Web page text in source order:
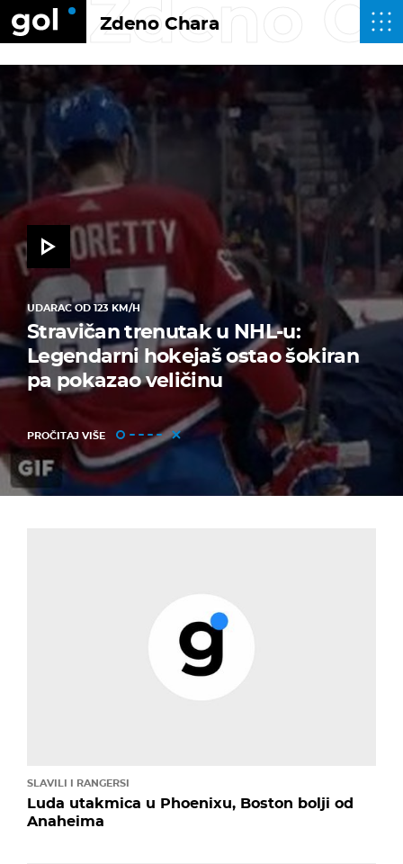
Zdeno Chara
Zdeno
UDARAC OD 123 KM/H
Stravičan trenutak u NHL-u:
Legendarni hokejaš ostao šokiran
pa pokazao veličinu
PROČITAJ VIŠE
SLAVILI I RANGERSI
Luda utakmica u Phoenixu, Boston bolji od
Anaheima